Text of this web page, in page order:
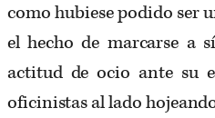
como hubiese podido ser
el hecho de marcarse a
actitud de ocio ante su
oficinistas al lado